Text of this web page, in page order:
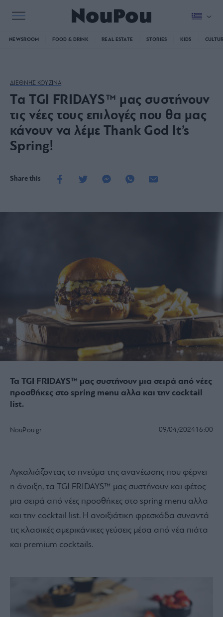
NEWSROOM FOOD & DRINK REAL ESTATE STORIES KIDS
ΔΙΕΘΝΗΣ ΚΟΥΖΙΝΑ
Tα TGI FRIDAYS™ μας συστήνουν
τις νέες τους επιλογές που θα μας
κάνουν να λέμε Thank God It’s
Spring!
Share this
Τα TGI FRIDAYS™ μας συστήνουν μια σειρά από νέες
προσθήκες στο spring menu αλλα και την cocktail
list.
NouPou.gr 09/04/202416:00
Αγκαλιάζοντας το πνεύμα της ανανέωσης που φέρνει
η άνοιξη, τα TGI FRIDAYS™ μας συστήνουν και φέτος
μια σειρά από νέες προσθήκες στο spring menu αλλα
και την cocktail list. Η ανοιξιάτικη φρεσκάδα συναντά
τις κλασικές αμερικάνικες γεύσεις μέσα από νέα πιάτα
και premium cocktails.